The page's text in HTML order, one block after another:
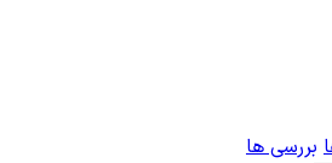
بررسی ها